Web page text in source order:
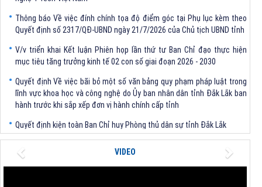
Quyết định số 2317/QĐ-UBND ngày 21/7/2026 của Chủ tịch UBND tỉnh
mục tiêu tăng trưởng kinh tế 02 con số giai đoạn 2026 - 2030
lĩnh vực khoa học và công nghệ do Ủy ban nhân dân tỉnh Đắk Lắk ban
hành trước khi sắp xếp đơn vị hành chính cấp tỉnh
Quyết định chấp thuận điều chỉnh chủ trương đầu tư dự án Xây dựng
phường Bình Kiến, tỉnh Đắk Lắk) của Công ty Cổ phần Tập đoàn công
nghệ T-Tech Việt Nam
VIDEO
Previous Next